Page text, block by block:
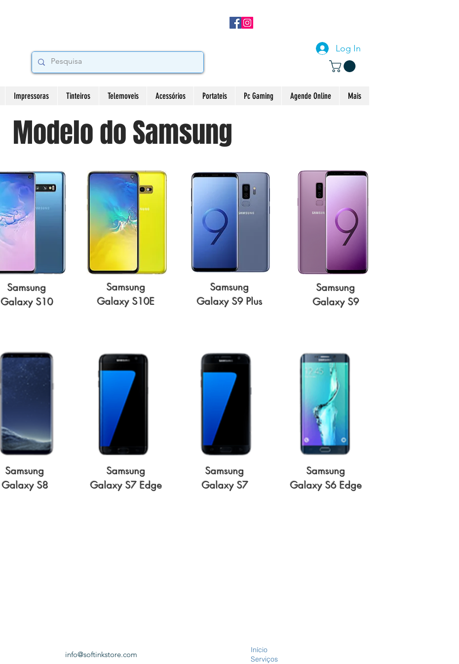
Log In
Impressoras Tinteiros Telemoveis Acessórios Portateis Pc Gaming Agende Online Mais
Modelo do Samsung
Samsung
Galaxy S10
Samsung
Galaxy S10E
Samsung
Galaxy S9 Plus
Samsung
Galaxy S9
Samsung
Galaxy S8
Samsung
Galaxy S7 Edge
Samsung
Galaxy S7
Samsung
Galaxy S6 Edge
info@softinkstore.com
Início
Serviços